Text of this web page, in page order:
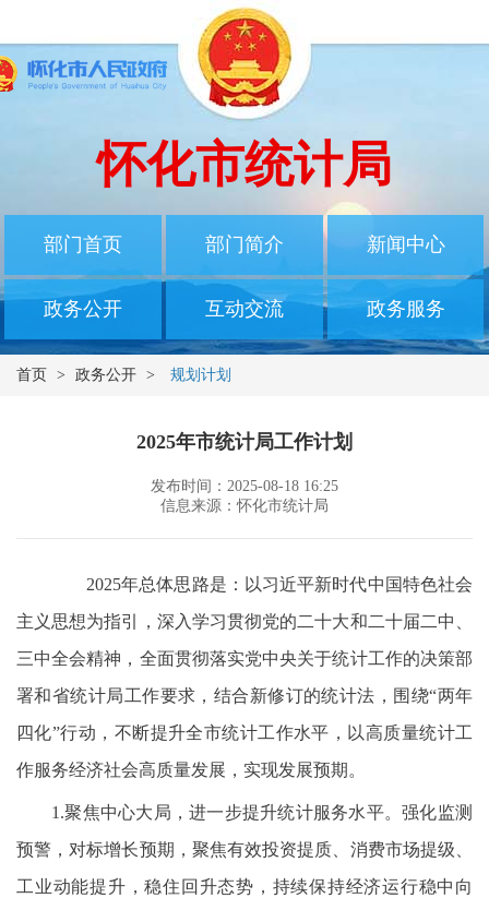
怀化市统计局
部门首页 部门简介 新闻中心
政务公开 互动交流 政务服务
首页 > 政务公开 > 规划计划
2025年市统计局工作计划
发布时间：2025-08-18 16:25
信息来源：怀化市统计局
2025年总体思路是：以习近平新时代中国特色社会
主义思想为指引，深入学习贯彻党的二十大和二十届二中、
三中全会精神，全面贯彻落实党中央关于统计工作的决策部
署和省统计局工作要求，结合新修订的统计法，围绕“两年
四化”行动，不断提升全市统计工作水平，以高质量统计工
作服务经济社会高质量发展，实现发展预期。
1.聚焦中心大局，进一步提升统计服务水平。强化监测
预警，对标增长预期，聚焦有效投资提质、消费市场提级、
工业动能提升，稳住回升态势，持续保持经济运行稳中向